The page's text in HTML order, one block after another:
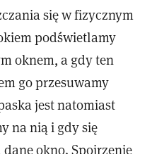
się w fizycznym
podświetlamy
oknem, a gdy ten
go przesuwamy
jest natomiast
na nią i gdy się
okno. Spojrzenie